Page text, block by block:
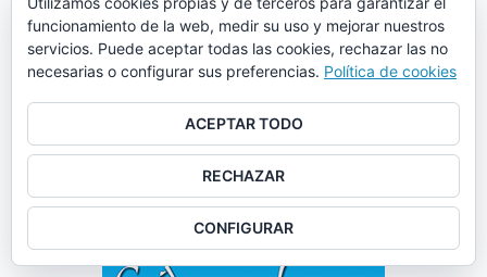
funcionamiento de la web, medir su uso y mejorar nuestros
servicios. Puede aceptar todas las cookies, rechazar las no
necesarias o configurar sus preferencias. Política de cookies
ACEPTAR TODO
RECHAZAR
CONFIGURAR